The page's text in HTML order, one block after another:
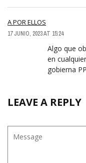
A POR ELLOS
17 JUNIO, 2023 AT 15:24
Algo que
en
gobierna
LEAVE A REPLY